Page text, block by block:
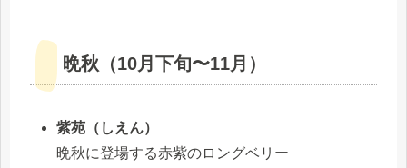
晩秋（10月下旬〜11月）
紫苑（しえん）
晩秋に登場する赤紫のロングベリー